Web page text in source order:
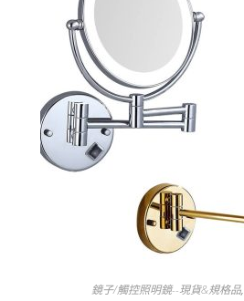
鏡子/觸控照明鏡--現貨&規格品,